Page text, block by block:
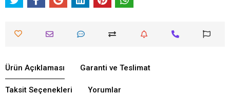
Ürün Açıklaması Garanti ve Teslimat
Taksit Seçenekleri Yorumlar